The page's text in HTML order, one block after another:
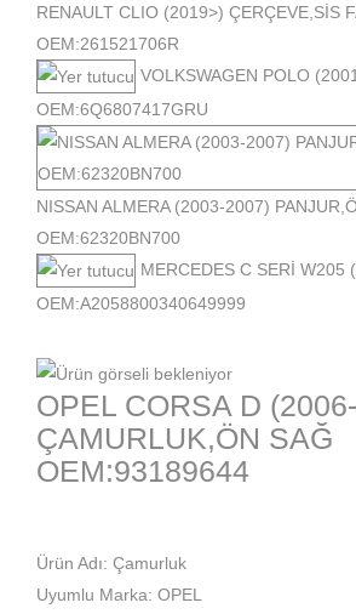
RENAULT CLIO (2019>) ÇERÇEVE,SİS
OEM:261521706R
VOLKSWAGEN POLO
OEM:6Q6807417GRU
NISSAN ALMERA (2003-2007)
OEM:62320BN700
MERCEDES C SERİ W205
OEM:A2058800340649999
OPEL CORSA D
ÇAMURLUK,ÖN SAĞ
OEM:93189644
Ürün Adı: Çamurluk
Uyumlu Marka: OPEL